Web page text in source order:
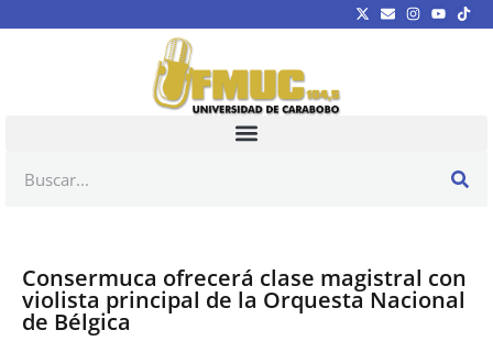
Consermuca ofrecerá clase magistral con
violista principal de la Orquesta Nacional
de Bélgica